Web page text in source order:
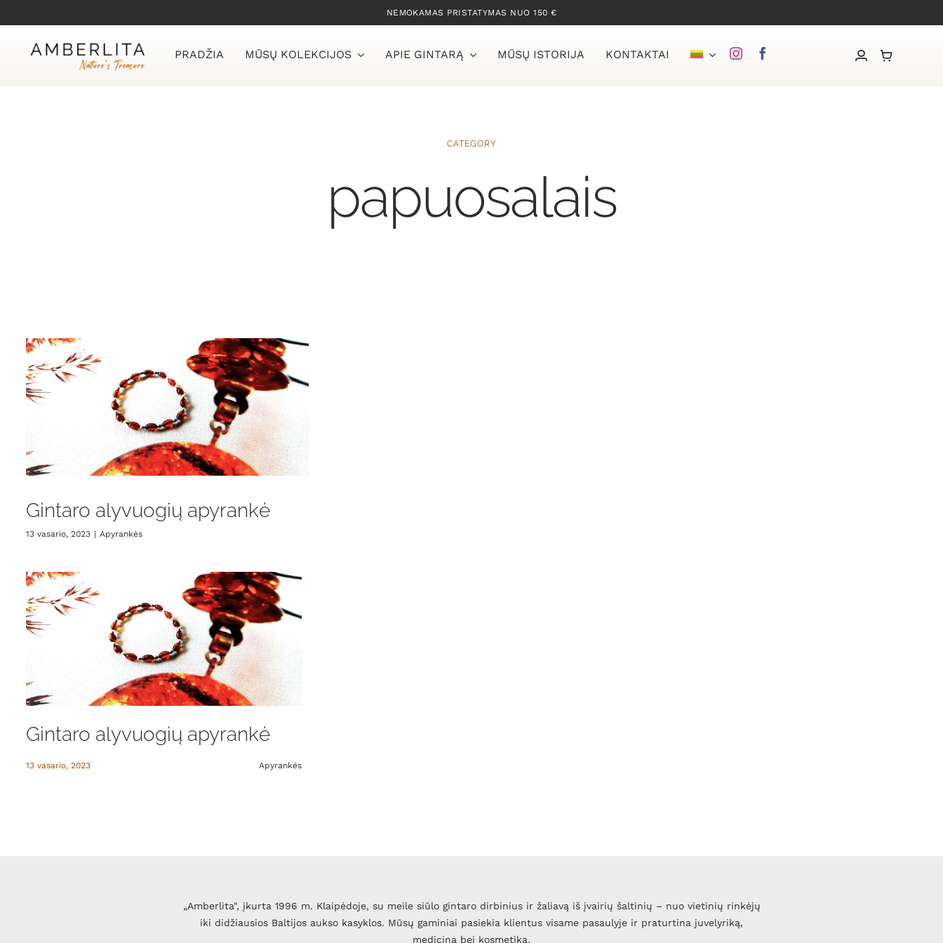
to
content
NEMOKAMAS PRISTATYMAS NUO 150 €
PRADŽIA MŪSŲ KOLEKCIJOS APIE GINTARĄ MŪSŲ ISTORIJA KONTAKTAI
CATEGORY
papuosalais
Gintaro alyvuogių apyrankė
13 vasario, 2023 | Apyrankės
Gintaro alyvuogių apyrankė
13 vasario, 2023 Apyrankės
„Amberlita", įkurta 1996 m. Klaipėdoje, su meile siūlo gintaro dirbinius ir žaliavą iš įvairių šaltinių – nuo vietinių rinkėjų
iki didžiausios Baltijos aukso kasyklos. Mūsų gaminiai pasiekia klientus visame pasaulyje ir praturtina juvelyriką,
mediciną bei kosmetiką.